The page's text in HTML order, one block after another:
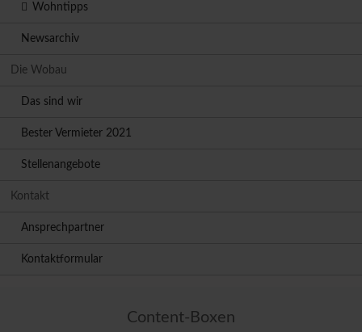
Wohntipps
Newsarchiv
Die Wobau
Das sind wir
Bester Vermieter 2021
Stellenangebote
Kontakt
Ansprechpartner
Kontaktformular
Content-Boxen